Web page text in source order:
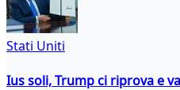
Stati Uniti
Ius soli, Trump ci riprova e